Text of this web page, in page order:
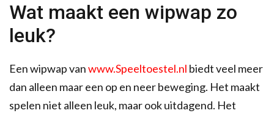
Wat maakt een wipwap zo
leuk?
Een wipwap vanwww.Speeltoestel.nl biedt veel meer
dan alleen maar een op en neer beweging. Het maakt
spelen niet alleen leuk, maar ook uitdagend. Het